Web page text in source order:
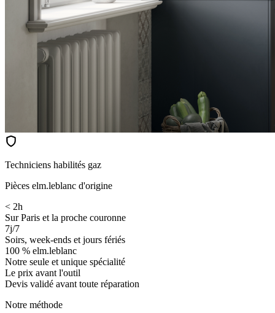
Techniciens habilités gaz
Pièces elm.leblanc d'origine
< 2h
Sur Paris et la proche couronne
7j/7
Soirs, week-ends et jours fériés
100 % elm.leblanc
Notre seule et unique spécialité
Le prix avant l'outil
Devis validé avant toute réparation
Notre méthode